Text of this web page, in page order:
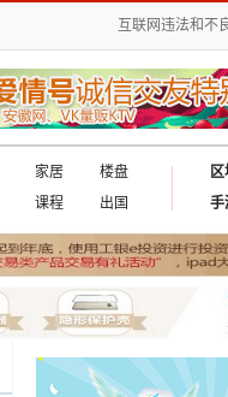
互联网违法和不
家居
楼盘
课程 出国
手